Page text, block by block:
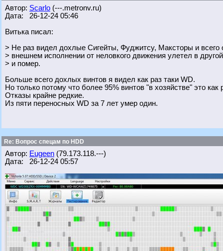
Автор: Scarlo (---.metronv.ru)
Дата: 26-12-24 05:46
Витька писал:
> Не раз видел дохлые Сигейты, Фуджитсу, Максторы и всего
> внешнем исполнении от неловкого движения улетел в
> и помер.
Больше всего дохлых винтов я видел как раз таки WD.
Но только потому что более 95% винтов "в хозяйстве" это как
Отказы крайне редкие.
Из пяти переносных WD за 7 лет умер один.
Re: Вопрос спецам по HDD
Автор: Eugeen (79.173.118.---)
Дата: 26-12-24 05:57